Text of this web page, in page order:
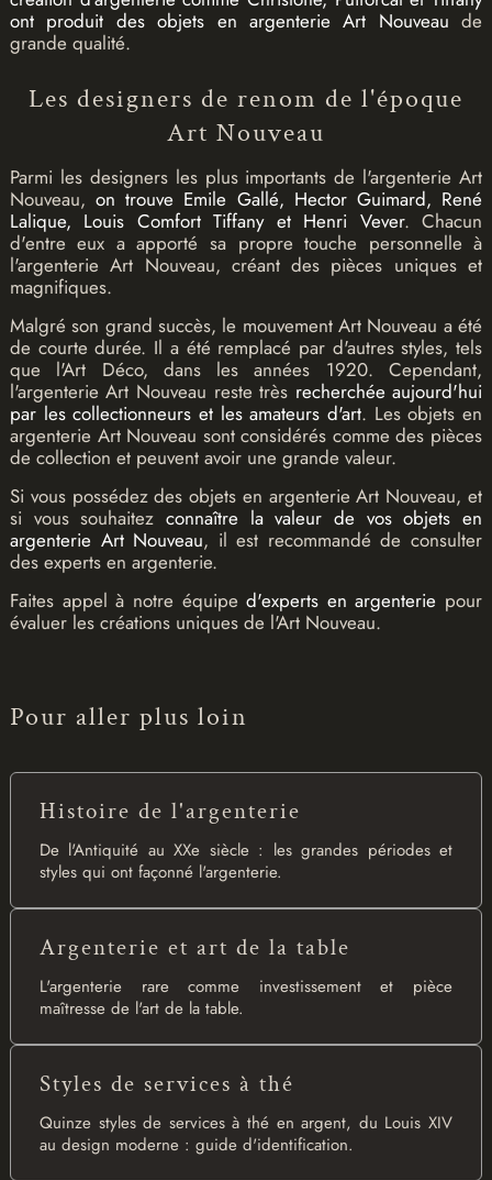
ont produit des objets en argenterie Art Nouveau de
grande qualité.
Les designers de renom de l'époque
Art Nouveau
Parmi les designers les plus importants de l'argenterie Art
Nouveau,on trouve Emile Gallé, Hector Guimard, René
Lalique, Louis Comfort Tiffany et Henri Vever. Chacun
d'entre eux a apporté sa propre touche personnelle à
l'argenterie Art Nouveau, créant des pièces uniques et
magnifiques.
Malgré son grand succès, le mouvement Art Nouveau a été
de courte durée. Il a été remplacé par d'autres styles, tels
que l'Art Déco, dans les années 1920. Cependant,
l'argenterie Art Nouveau reste très recherchée aujourd'hui
par les collectionneurs et les amateurs d'art. Les objets en
argenterie Art Nouveau sont considérés comme des pièces
de collection et peuvent avoir une grande valeur.
Si vous possédez des objets en argenterie Art Nouveau, et
si vous souhaitez connaître la valeur de vos objets en
argenterie Art Nouveau, il est recommandé de consulter
des experts en argenterie.
Faites appel à notre équiped'experts en argenterie pour
évaluer les créations uniques de l'Art Nouveau.
Pour aller plus loin
Histoire de l'argenterie
De l'Antiquité au XXe siècle : les grandes périodes et
styles qui ont façonné l'argenterie.
Argenterie et art de la table
L'argenterie rare comme investissement et pièce
maîtresse de l'art de la table.
Styles de services à thé
Quinze styles de services à thé en argent, du Louis XIV
au design moderne : guide d'identification.